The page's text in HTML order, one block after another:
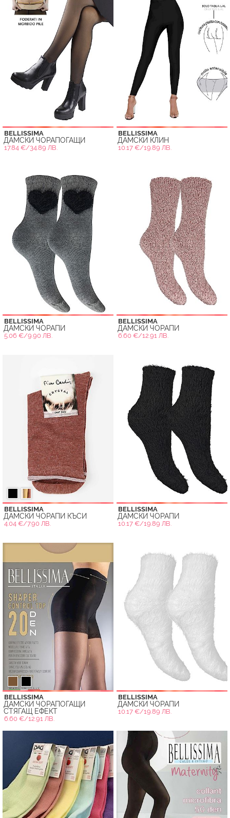
BELLISSIMA
ДАМСКИ ЧОРАПОГАЩИ
17.84 €/34.89 ЛВ.
BELLISSIMA
ДАМСКИ КЛИН
10.17 €/19.89 ЛВ.
BELLISSIMA
ДАМСКИ ЧОРАПИ
5.06 €/9.90 ЛВ.
BELLISSIMA
ДАМСКИ ЧОРАПИ
6.60 €/12.91 ЛВ.
BELLISSIMA
ДАМСКИ ЧОРАПИ КЪСИ
4.04 €/7.90 ЛВ.
BELLISSIMA
ДАМСКИ ЧОРАПИ
10.17 €/19.89 ЛВ.
BELLISSIMA
ДАМСКИ ЧОРАПОГАЩИ
СТЯГАЩ ЕФЕКТ
6.60 €/12.91 ЛВ.
BELLISSIMA
ДАМСКИ ЧОРАПИ
10.17 €/19.89 ЛВ.